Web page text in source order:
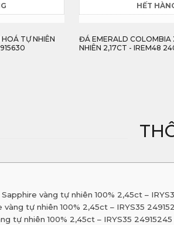
TỰ NHIÊN
HẾT
ĐÁ EMERALD COLOMBIA
NHIÊN 2,17CT - IREM48
vàng tự nhiên 100% 2,45ct –
vàng tự nhiên 100% 2,45ct – IRYS35
tự nhiên 100% 2,45ct – IRYS35 24915245